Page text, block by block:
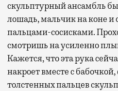
скульптурный ансамбль
лошадь, мальчик на коне и
пальцами-сосисками.
смотришь на усиленно
Кажется, что эта рука
накроет вместе с
толстенных пальцев